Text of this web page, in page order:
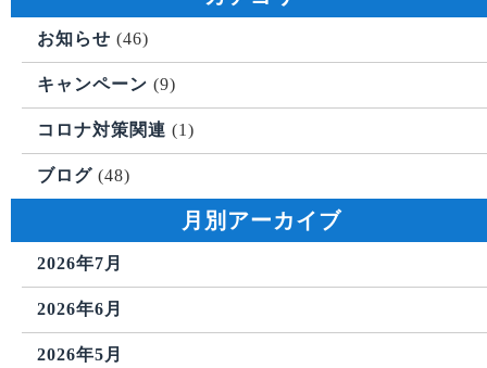
お知らせ (46)
キャンペーン (9)
コロナ対策関連 (1)
ブログ (48)
月別アーカイブ
2026年7月
2026年6月
2026年5月